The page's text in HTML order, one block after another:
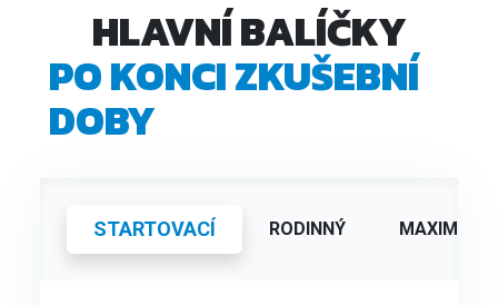
HLAVNÍ BALÍČKY
PO KONCI ZKUŠEBNÍ
DOBY
STARTOVACÍ RODINNÝ MAXIMÁLNÍ